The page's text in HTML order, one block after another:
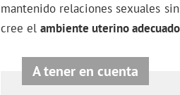
mantenido relaciones sexuales
cree el ambiente uterino adecuado